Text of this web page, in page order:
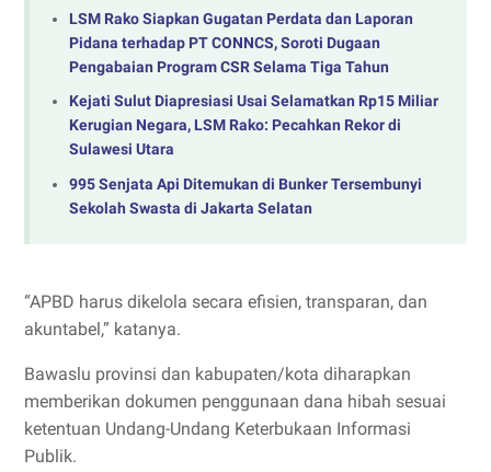
LSM Rako Siapkan Gugatan Perdata dan Laporan
Pidana terhadap PT CONNCS, Soroti Dugaan
Pengabaian Program CSR Selama Tiga Tahun
Kejati Sulut Diapresiasi Usai Selamatkan Rp15 Miliar
Kerugian Negara, LSM Rako: Pecahkan Rekor di
Sulawesi Utara
995 Senjata Api Ditemukan di Bunker Tersembunyi
Sekolah Swasta di Jakarta Selatan
“APBD harus dikelola secara efisien, transparan, dan
akuntabel,” katanya.
Bawaslu provinsi dan kabupaten/kota diharapkan
memberikan dokumen penggunaan dana hibah sesuai
ketentuan Undang-Undang Keterbukaan Informasi
Publik.